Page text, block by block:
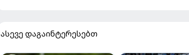
ასევე დაგაინტერესებთ